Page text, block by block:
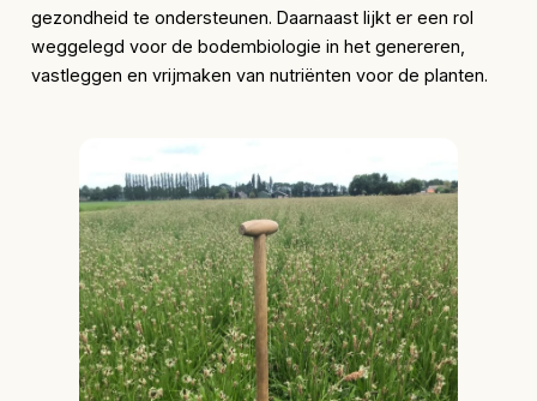
gezondheid te ondersteunen. Daarnaast lijkt er een rol
weggelegd voor de bodembiologie in het genereren,
vastleggen en vrijmaken van nutriënten voor de planten.